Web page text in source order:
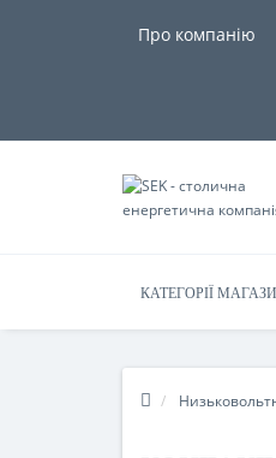
Про компанію
КАТЕГОРІЇ